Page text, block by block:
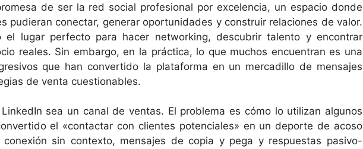
de ser la red social profesional por excelencia, un espacio donde
pudieran conectar, generar oportunidades y construir relaciones de valor.
el lugar perfecto para hacer networking, descubrir talento y encontrar
reales. Sin embargo, en la práctica, lo que muchos encuentran es una
que han convertido la plataforma en un mercadillo de mensajes
de venta cuestionables.
sea un canal de ventas. El problema es cómo lo utilizan algunos
el «contactar con clientes potenciales» en un deporte de acoso
sin contexto, mensajes de copia y pega y respuestas pasivo-